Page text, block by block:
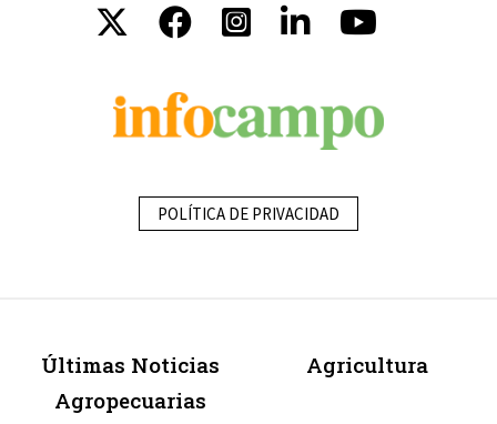
POLÍTICA DE PRIVACIDAD
Últimas Noticias
Agropecuarias
Agricultura